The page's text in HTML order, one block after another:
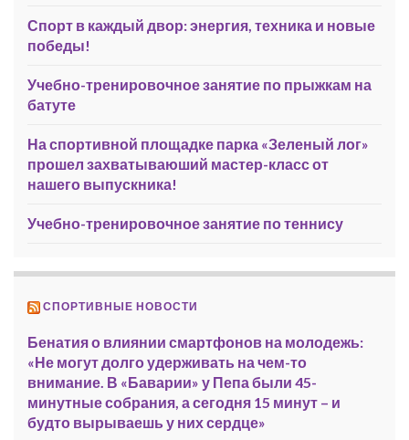
Спорт в каждый двор: энергия, техника и новые
победы!
Учебно-тренировочное занятие по прыжкам на
батуте
На спортивной площадке парка «Зеленый лог»
прошел захватываюший мастер-класс от
нашего выпускника!
Учебно-тренировочное занятие по теннису
СПОРТИВНЫЕ НОВОСТИ
Бенатия о влиянии смартфонов на молодежь:
«Не могут долго удерживать на чем-то
внимание. В «Баварии» у Пепа были 45-
минутные собрания, а сегодня 15 минут – и
будто вырываешь у них сердце»